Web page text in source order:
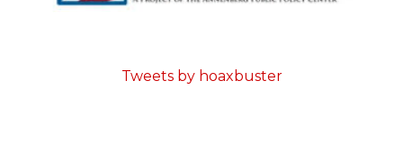
Tweets by hoaxbuster